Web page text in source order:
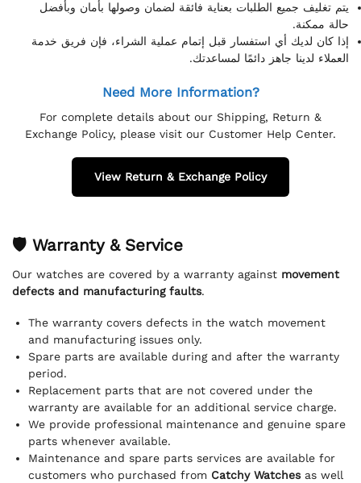
يتم تغليف جميع الطلبات بعناية فائقة لضمان وصولها بأمان وبأفضل
حالة ممكنة.
إذا كان لديك أي استفسار قبل إتمام عملية الشراء، فإن فريق خدمة
العملاء لدينا جاهز دائمًا لمساعدتك.
Need More Information?
For complete details about our Shipping, Return &
Exchange Policy, please visit our Customer Help Center.
View Return & Exchange Policy
🛡 Warranty & Service
Our watches are covered by a warranty against movement
defects and manufacturing faults.
The warranty covers defects in the watch movement
and manufacturing issues only.
Spare parts are available during and after the warranty
period.
Replacement parts that are not covered under the
warranty are available for an additional service charge.
We provide professional maintenance and genuine spare
parts whenever available.
Maintenance and spare parts services are available for
customers who purchased from Catchy Watchesas well